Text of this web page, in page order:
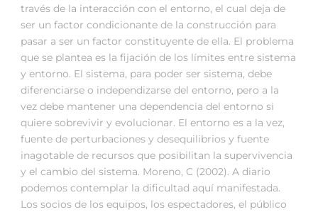
través de la interacción con el entorno, el cual deja de
ser un factor condicionante de la construcción para
pasar a ser un factor constituyente de ella. El problema
que se plantea es la fijación de los límites entre sistema
y entorno. El sistema, para poder ser sistema, debe
diferenciarse o independizarse del entorno, pero a la
vez debe mantener una dependencia del entorno si
quiere sobrevivir y evolucionar. El entorno es a la vez,
fuente de perturbaciones y desequilibrios y fuente
inagotable de recursos que posibilitan la supervivencia
y el cambio del sistema. Moreno, C (2002). A diario
podemos contemplar la dificultad aquí manifestada.
Los socios de los equipos, los espectadores, el público